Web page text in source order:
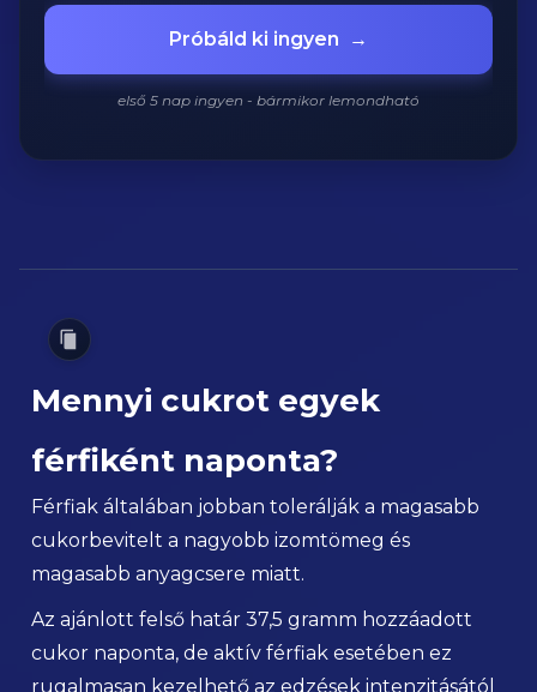
Próbáld ki ingyen →
első 5 nap ingyen - bármikor lemondható
Mennyi cukrot egyek
férfiként naponta?
Férfiak általában jobban tolerálják a magasabb
cukorbevitelt a nagyobb izomtömeg és
magasabb anyagcsere miatt.
Az ajánlott felső határ 37,5 gramm hozzáadott
cukor naponta, de aktív férfiak esetében ez
rugalmasan kezelhető az edzések intenzitásától